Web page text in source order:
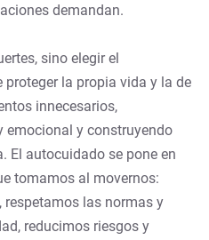
demandan.
sino elegir el
la propia vida y la de
innecesarios,
emocional y construyendo
El autocuidado se pone en
tomamos al movernos:
las normas y
reducimos riesgos y